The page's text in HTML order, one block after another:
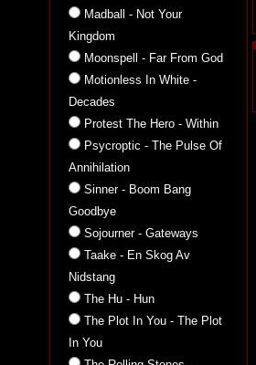
Madball - Not Your
Kingdom
Moonspell - Far From God
Motionless In White -
Decades
Protest The Hero - Within
Psycroptic - The Pulse Of
Annihilation
Sinner - Boom Bang
Goodbye
Sojourner - Gateways
Taake - En Skog Av
Nidstang
The Hu - Hun
The Plot In You - The Plot
In You